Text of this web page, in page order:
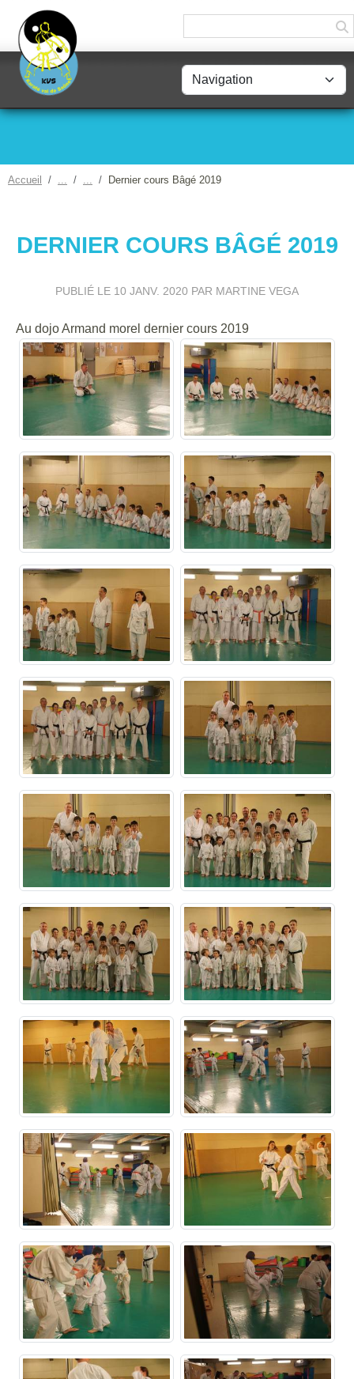
Accueil Dernier cours Bâgé 2019
DERNIER COURS BÂGÉ 2019
PUBLIÉ LE 10 JANV. 2020 PAR MARTINE VEGA
Au dojo Armand morel dernier cours 2019
Panneau de gestion des cookies